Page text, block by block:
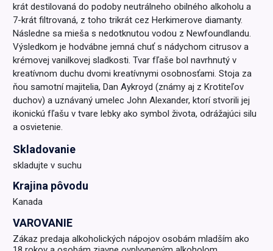
krát destilovaná do podoby neutrálneho obilného alkoholu a
7-krát filtrovaná, z toho trikrát cez Herkimerove diamanty.
Následne sa mieša s nedotknutou vodou z Newfoundlandu.
Výsledkom je hodvábne jemná chuť s nádychom citrusov a
krémovej vanilkovej sladkosti. Tvar fľaše bol navrhnutý v
kreatívnom duchu dvomi kreatívnymi osobnosťami. Stoja za
ňou samotní majitelia, Dan Aykroyd (známy aj z Krotiteľov
duchov) a uznávaný umelec John Alexander, ktorí stvorili jej
ikonickú fľašu v tvare lebky ako symbol života, odrážajúci silu
a osvietenie.
Skladovanie
skladujte v suchu
Krajina pôvodu
Kanada
VAROVANIE
Zákaz predaja alkoholických nápojov osobám mladším ako